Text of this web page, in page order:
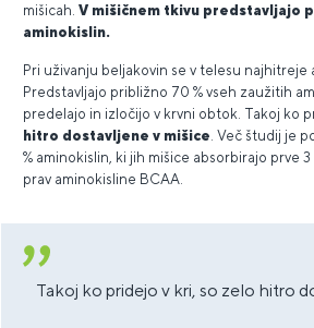
mišicah. V mišičnem tkivu predstavljajo
aminokislin.
Pri uživanju beljakovin se v telesu najhitreje
Predstavljajo približno 70 % vseh zaužitih
predelajo in izločijo v krvni obtok. Takoj ko
hitro dostavljene v mišice . Več študij je
% aminokislin, ki jih mišice absorbirajo prve
prav aminokisline BCAA.
Takoj ko pridejo v kri, so zelo hitro